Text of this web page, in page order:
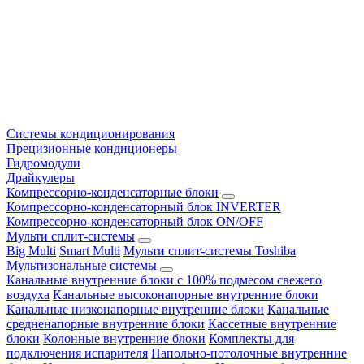
Системы кондиционирования
Прецизионные кондиционеры
Гидромодули
Драйкулеры
Компрессорно-конденсаторные блоки
Компрессорно-конденсаторный блок INVERTER
Компрессорно-конденсаторный блок ON/OFF
Мульти сплит-системы
Big Multi Smart Multi Мульти сплит-системы Toshiba
Мультизональные системы
Канальные внутренние блоки с 100% подмесом свежего
воздуха Канальные высоконапорные внутренние блоки
Канальные низконапорные внутренние блоки Канальные
средненапорные внутренние блоки Кассетные внутренние
блоки Колонные внутренние блоки Комплекты для
подключения испарителя Напольно-потолочные внутренние